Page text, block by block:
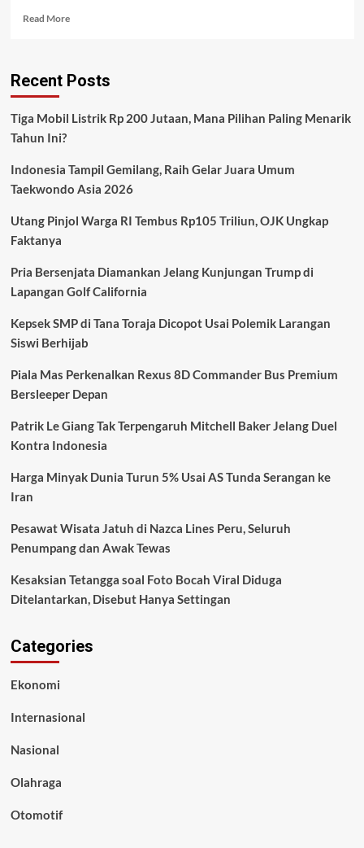
Read MoreRead
Sapi
Tajam,
Mulai
Bergerak
Idul
Recent Posts
Tiga Mobil Listrik Rp 200 Jutaan, Mana Pilihan Paling Menarik
Tahun Ini?
Indonesia Tampil Gemilang, Raih Gelar Juara Umum
Taekwondo Asia 2026
Utang Pinjol Warga RI Tembus Rp105 Triliun, OJK Ungkap
Faktanya
Pria Bersenjata Diamankan Jelang Kunjungan Trump di
Lapangan Golf California
Kepsek SMP di Tana Toraja Dicopot Usai Polemik Larangan
Siswi Berhijab
Piala Mas Perkenalkan Rexus 8D Commander Bus Premium
Bersleeper Depan
Patrik Le Giang Tak Terpengaruh Mitchell Baker Jelang Duel
Kontra Indonesia
Harga Minyak Dunia Turun 5% Usai AS Tunda Serangan ke
Iran
Pesawat Wisata Jatuh di Nazca Lines Peru, Seluruh
Penumpang dan Awak Tewas
Kesaksian Tetangga soal Foto Bocah Viral Diduga
Ditelantarkan, Disebut Hanya Settingan
Categories
Ekonomi
Internasional
Nasional
Olahraga
Otomotif